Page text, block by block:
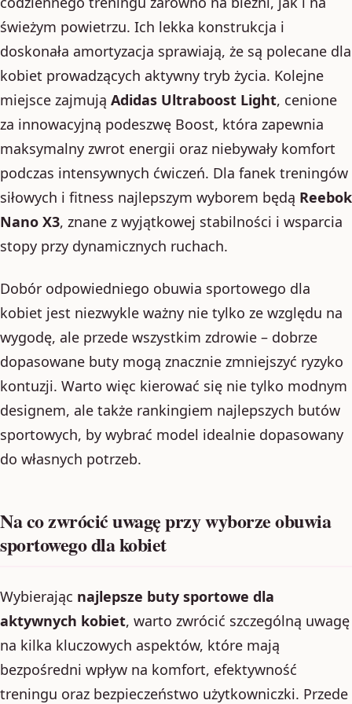
świeżym powietrzu. Ich lekka konstrukcja i
doskonała amortyzacja sprawiają, że są polecane dla
kobiet prowadzących aktywny tryb życia. Kolejne
miejsce zajmują Adidas Ultraboost Light, cenione
za innowacyjną podeszwę Boost, która zapewnia
maksymalny zwrot energii oraz niebywały komfort
podczas intensywnych ćwiczeń. Dla fanek treningów
siłowych i fitness najlepszym wyborem będą Reebok
Nano X3, znane z wyjątkowej stabilności i wsparcia
stopy przy dynamicznych ruchach.
Dobór odpowiedniego obuwia sportowego dla
kobiet jest niezwykle ważny nie tylko ze względu na
wygodę, ale przede wszystkim zdrowie – dobrze
dopasowane buty mogą znacznie zmniejszyć ryzyko
kontuzji. Warto więc kierować się nie tylko modnym
designem, ale także rankingiem najlepszych butów
sportowych, by wybrać model idealnie dopasowany
do własnych potrzeb.
Na co zwrócić uwagę przy wyborze obuwia
sportowego dla kobiet
Wybierając najlepsze buty sportowe dla
aktywnych kobiet, warto zwrócić szczególną uwagę
na kilka kluczowych aspektów, które mają
bezpośredni wpływ na komfort, efektywność
treningu oraz bezpieczeństwo użytkowniczki. Przede